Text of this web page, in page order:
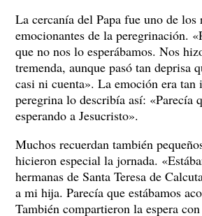
La cercanía del Papa fue uno de los
emocionantes de la peregrinación.
que no nos lo esperábamos. Nos
tremenda, aunque pasó tan deprisa
casi ni cuenta». La emoción era tan
peregrina lo describía así: «Parecía
esperando a Jesucristo».
Muchos recuerdan también
hicieron especial la jornada.
hermanas de Santa Teresa de
a mi hija. Parecía que estábamos
También compartieron la espera